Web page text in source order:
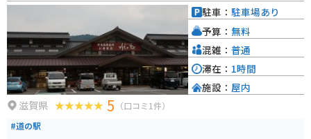
駐車場が完備されているので安心です。 周辺には、池田山麓を走る快適なワ
インディングロードがあり、ツーリングにもおすすめです。 道の駅を起点
に、自然豊かな景色を楽しみながら、岐阜県池田町の魅力を満喫してみてく
ださい。
滋賀県 5 （口コミ1件）
#道の駅
駐車： 駐車場あり
予算： 無料
混雑： 普通
滞在： 1時間
施設： 屋内